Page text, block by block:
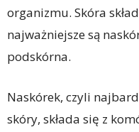
organizmu. Skóra
najważniejsze są
podskórna.
Naskórek, czyli
skóry, składa się z